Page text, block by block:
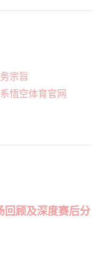
宗旨
悟空体育官网
回顾及深度赛后分